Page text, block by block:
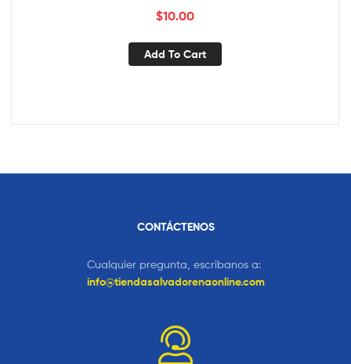
$10.00
Add To Cart
CONTÁCTENOS
Cualquier pregunta, escribanos a:
info@tiendasalvadorenaonline.com